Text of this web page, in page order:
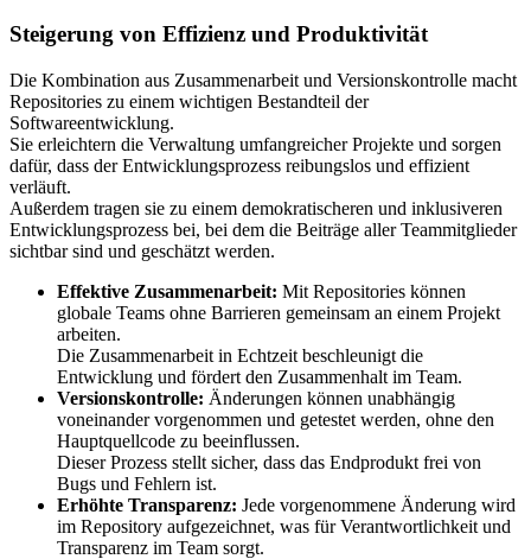
Steigerung von Effizienz und Produktivität
Die Kombination aus Zusammenarbeit und Versionskontrolle macht
Repositories zu einem wichtigen Bestandteil der
Softwareentwicklung.
Sie erleichtern die Verwaltung umfangreicher Projekte und sorgen
dafür, dass der Entwicklungsprozess reibungslos und effizient
verläuft.
Außerdem tragen sie zu einem demokratischeren und inklusiveren
Entwicklungsprozess bei, bei dem die Beiträge aller Teammitglieder
sichtbar sind und geschätzt werden.
Effektive Zusammenarbeit: Mit Repositories können
globale Teams ohne Barrieren gemeinsam an einem Projekt
arbeiten.
Die Zusammenarbeit in Echtzeit beschleunigt die
Entwicklung und fördert den Zusammenhalt im Team.
Versionskontrolle: Änderungen können unabhängig
voneinander vorgenommen und getestet werden, ohne den
Hauptquellcode zu beeinflussen.
Dieser Prozess stellt sicher, dass das Endprodukt frei von
Bugs und Fehlern ist.
Erhöhte Transparenz: Jede vorgenommene Änderung wird
im Repository aufgezeichnet, was für Verantwortlichkeit und
Transparenz im Team sorgt.